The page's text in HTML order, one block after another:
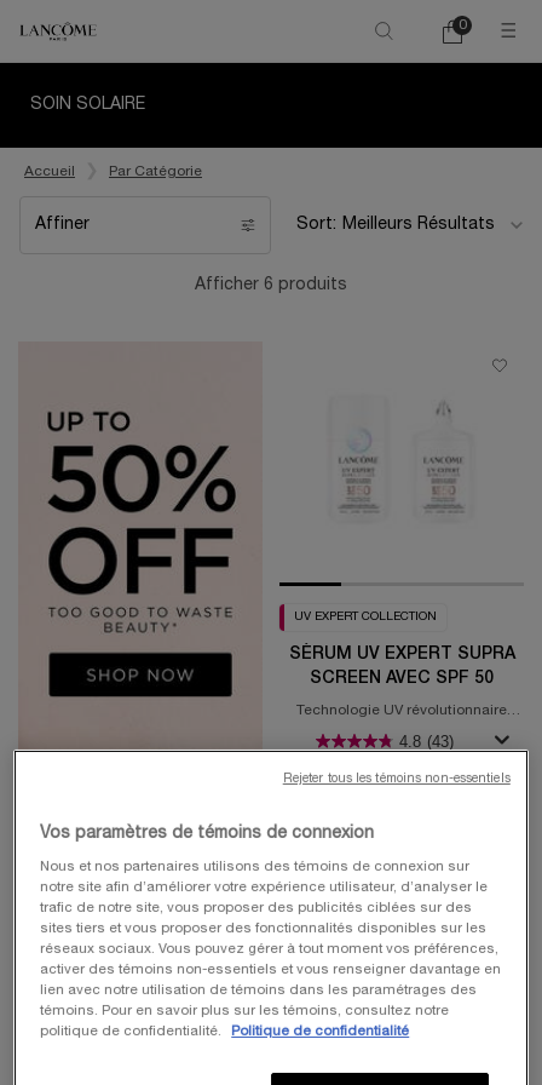
Mon
0
0 product in
SOIN SOLAIRE
Accueil Par Catégorie
Affiner
Filters menu
Sort:
Afficher 6 produits
UV EXPERT COLLECTION
SÉRUM UV EXPERT SUPRA
SCREEN AVEC SPF 50
Technologie UV révolutionnaire
ingrédients dermatologiques anti-
4.8 (43)
Une taille disponible
AJOUTER AU PANIER
Vos paramètres de témoins de connexion
Nous et nos partenaires utilisons des témoins de connexion sur
notre site afin d’améliorer votre expérience utilisateur, d’analyser le
trafic de notre site, vous proposer des publicités ciblées sur des
sites tiers et vous proposer des fonctionnalités disponibles sur les
réseaux sociaux. Vous pouvez gérer à tout moment vos préférences,
activer des témoins non-essentiels et vous renseigner davantage en
lien avec notre utilisation de témoins dans les paramétrages des
témoins. Pour en savoir plus sur les témoins, consultez notre
politique de confidentialité.
Politique de confidentialité
Rejeter tous les témoins non-essentiels